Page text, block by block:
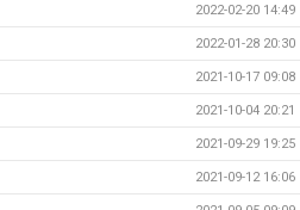
2022-02-20 14:49
2022-01-28 20:30
2021-10-17 09:08
2021-10-04 20:21
2021-09-29 19:25
2021-09-12 16:06